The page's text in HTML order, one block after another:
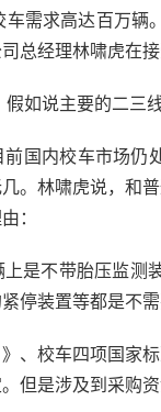
需求高达百万辆
总经理林啸虎在
说主要的二三线
内校车市场仍
。林啸虎说，和
：
不带胎压监测装
停装置等都是不需
校车四项国家标
但是涉及到采购